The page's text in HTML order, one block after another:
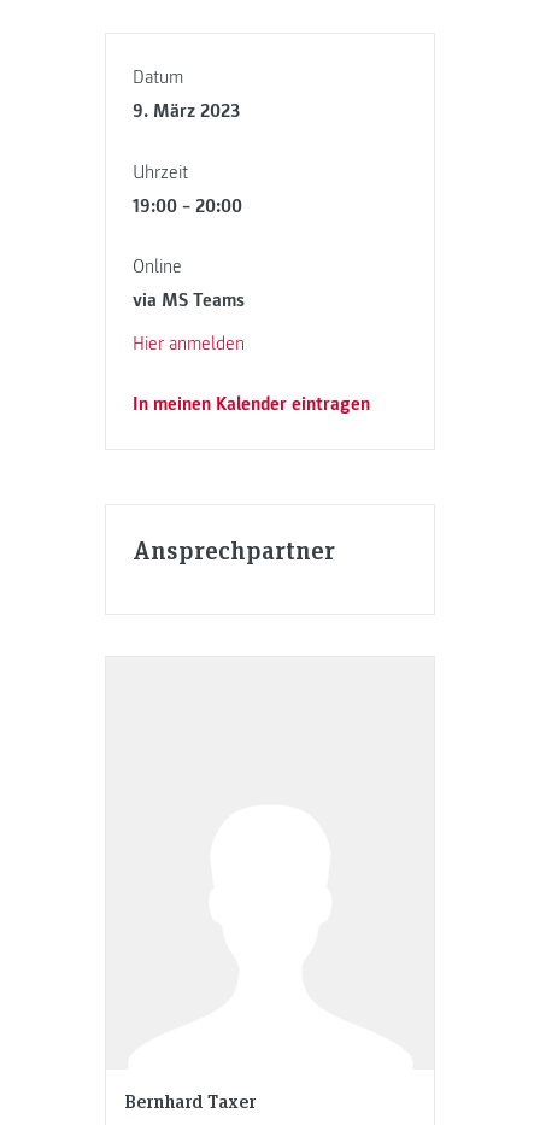
Datum
9. März 2023
Uhrzeit
19:00 – 20:00
Online
via MS Teams
Hier anmelden
In meinen Kalender eintragen
Ansprechpartner
Bernhard Taxer